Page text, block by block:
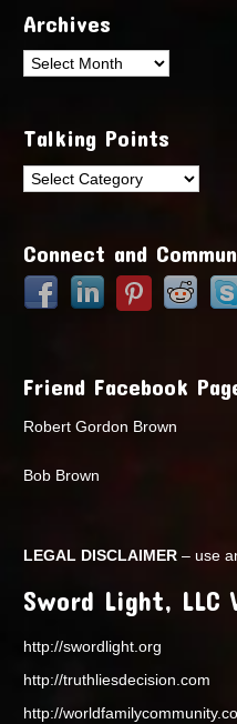
Archives
Archives
Talking Points
Talking
Connect and
Friend Facebook
Robert Gordon Brown
Bob Brown
LEGAL DISCLAIMER – use
Sword Light, LLC
http://swordlight.org
http://truthliesdecision.com
http://